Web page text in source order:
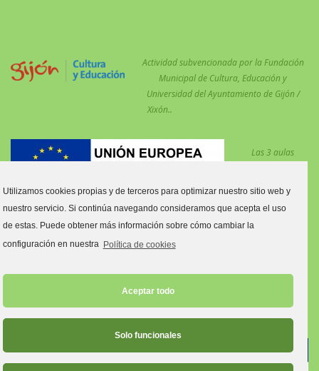
Actividad subvencionada por la Fundación
Municipal de Cultura, Educación y
Universidad del Ayuntamiento de Gijón /
Xixón..
Las 3 aulas
reforzar las
medidas COVID están financiadas por el Fondo Social Europeo.
Estas aulas son:
Aula primero y segundo de Primaria C.
Utilizamos cookies propias y de terceros para optimizar nuestro sitio web y
nuestro servicio. Si continúa navegando consideramos que acepta el uso
de estas. Puede obtener más información sobre cómo cambiar la
configuración en nuestra Política de cookies
Aceptar todo
Solo funcionales